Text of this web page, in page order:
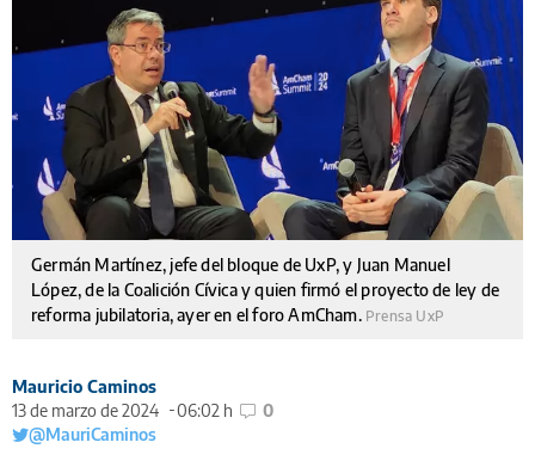
Germán Martínez, jefe del bloque de UxP, y Juan Manuel
López, de la Coalición Cívica y quien firmó el proyecto de ley de
reforma jubilatoria, ayer en el foro AmCham. Prensa UxP
Mauricio Caminos
13 de marzo de 2024
06:02 h
0
@MauriCaminos